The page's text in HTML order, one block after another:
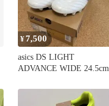
¥7,500
asics DS LIGHT
ADVANCE WIDE 24.5cm